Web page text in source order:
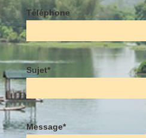
Téléphone
Sujet*
Message*